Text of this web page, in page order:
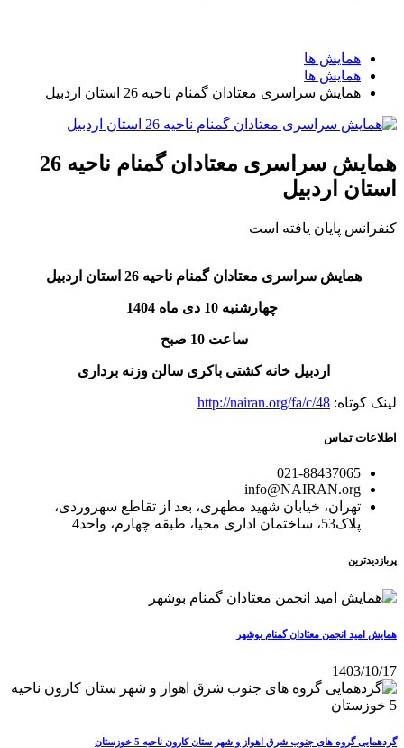
همایش ها
همایش ها
همایش سراسری معتادان گمنام ناحیه 26 استان اردبیل
همایش سراسری معتادان گمنام ناحیه 26
استان اردبیل
کنفرانس پایان یافته است
همایش سراسری معتادان گمنام ناحیه 26 استان اردبیل
چهارشنبه 10 دی ماه 1404
ساعت 10 صبح
اردبیل خانه کشتی باکری سالن وزنه برداری
لینک کوتاه: http://nairan.org/fa/c/48
اطلاعات تماس
021-88437065
info@NAIRAN.org
تهران، خیابان شهید مطهری، بعد از تقاطع سهروردی،
پلاک53، ساختمان اداری محیا، طبقه چهارم، واحد4
پربازدیدترین
همایش امید انجمن معتادان گمنام بوشهر
1403/10/17
گردهمایی گروه های جنوب شرق اهواز و شهر ستان کارون ناحیه 5 خوزستان